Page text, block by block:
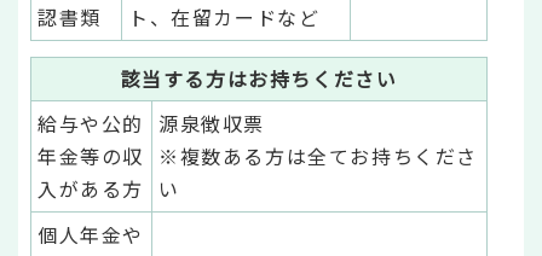
認書類
ト、在留カードなど
該当する方はお持ちください
給与や公的
年金等の収
入がある方
源泉徴収票
※複数ある方は全てお持ちくださ
い
個人年金や